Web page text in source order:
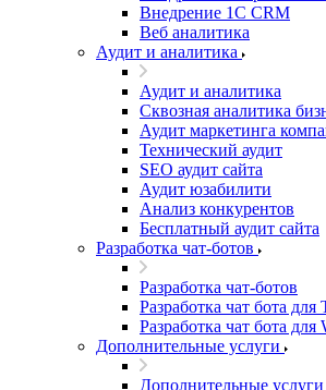
Внедрение 1C CRM
Веб аналитика
Аудит и аналитика
Аудит и аналитика
Сквозная аналитика
Аудит маркетинга
Технический аудит
SEO аудит сайта
Аудит юзабилити
Анализ конкурентов
Бесплатный аудит сайта
Разработка чат-ботов
Разработка чат-ботов
Разработка чат бота для
Разработка чат бота для
Дополнительные услуги
Дополнительные услуги